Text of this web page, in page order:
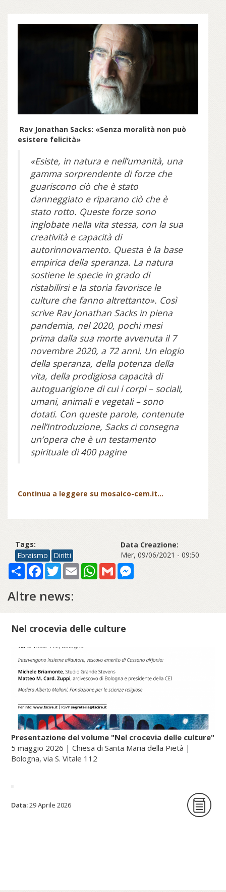
Rav Jonathan Sacks: «Senza moralità non può
esistere felicità»
«Esiste, in natura e nell’umanità, una
gamma sorprendente di forze che
guariscono ciò che è stato
danneggiato e riparano ciò che è
stato rotto. Queste forze sono
inglobate nella vita stessa, con la sua
creatività e capacità di
autorinnovamento. Questa è la base
empirica della speranza. La natura
sostiene le specie in grado di
ristabilirsi e la storia favorisce le
culture che fanno altrettanto». Così
scrive Rav Jonathan Sacks in piena
pandemia, nel 2020, pochi mesi
prima dalla sua morte avvenuta il 7
novembre 2020, a 72 anni. Un elogio
della speranza, della potenza della
vita, della prodigiosa capacità di
autoguarigione di cui i corpi – sociali,
umani, animali e vegetali – sono
dotati. Con queste parole, contenute
nell’Introduzione, Sacks ci consegna
un’opera che è un testamento
spirituale di 400 pagine
Continua a leggere su mosaico-cem.it...
Tags:
Ebraismo
Diritti
Data Creazione:
Mer, 09/06/2021 - 09:50
Share Facebook
TwitterEmail WhatsApp
Gmail
Altre news:
Nel crocevia delle culture
Presentazione del volume "Nel crocevia delle culture"
5 maggio 2026 | Chiesa di Santa Maria della Pietà |
Bologna, via S. Vitale 112
lieta di ospitare la presentazione del
Data:29 Aprile 2026